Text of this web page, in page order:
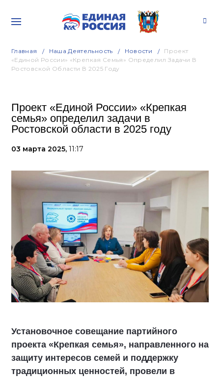
Главная Наша Деятельность Новости
Проект
«Единой России» «Крепкая Семья» Определил Задачи В
Ростовской Области В 2025 Году
Проект «Единой России» «Крепкая
семья» определил задачи в
Ростовской области в 2025 году
03 марта 2025, 11:17
Установочное совещание партийного
проекта «Крепкая семья», направленного на
защиту интересов семей и поддержку
традиционных ценностей, провели в